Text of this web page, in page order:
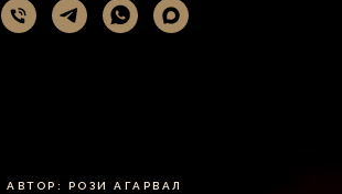
АВТОР: РОЗИ АГАРВАЛ